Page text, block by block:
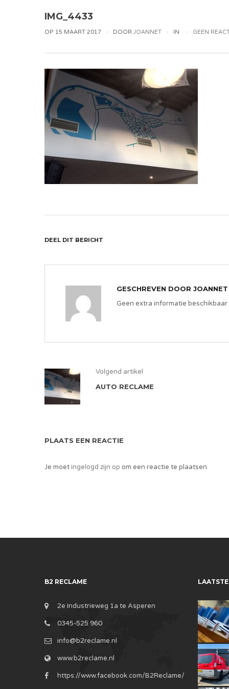
IMG_4433
OP 15 MAART 2017 DOOR JOANNET IN GEEN
DEEL DIT BERICHT
GESCHREVEN DOOR JOANNET
Geen extra informatie beschikbaar
Volgend artikel
AUTO RECLAME
PLAATS EEN REACTIE
Je moetingelogd zijn op om een reactie te plaatsen.
B2 RECLAME
2e Industrieweg 1a te Asperen
0345-525 960
info@b2reclame.nl
www.b2reclame.nl
https://www.facebook.com/B2Reclame/